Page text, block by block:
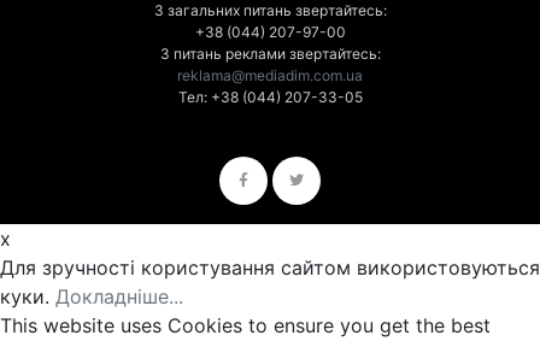
З загальних питань звертайтесь:
+38 (044) 207-97-00
З питань реклами звертайтесь:
reklama@mediadim.com.ua
Тел: +38 (044) 207-33-05
x
Для зручності користування сайтом використовуються
куки. Докладніше...
This website uses Cookies to ensure you get the best